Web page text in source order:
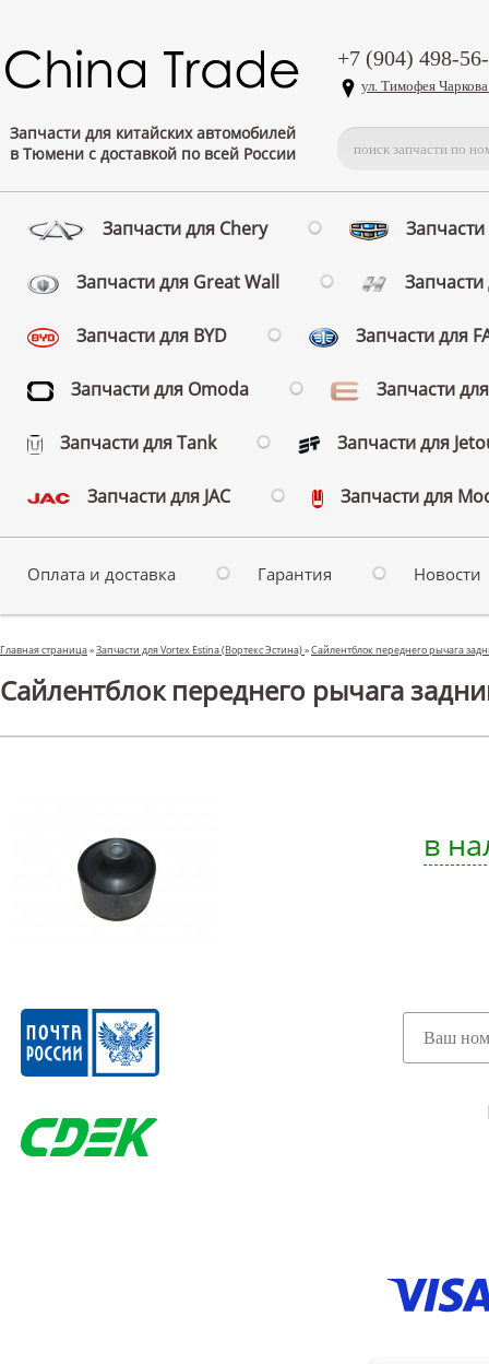
Запчасти для китайских автомобилей
в Тюмени с доставкой по всей России
+7 (904) 498-
ул. Тимофея
Запчасти для Chery
Запчасти для Great Wall
Запчасти для BYD Запчасти для
Запчасти для Omoda Запчасти
Запчасти для Tank Запчасти для
Запчасти для JAC Запчасти для
Оплата и доставка Гарантия Новости
Главная страница»Запчасти для Vortex Estina (Вортекс Эстина)»Сайлентблок переднего рычага
Сайлентблок переднего рычага
в